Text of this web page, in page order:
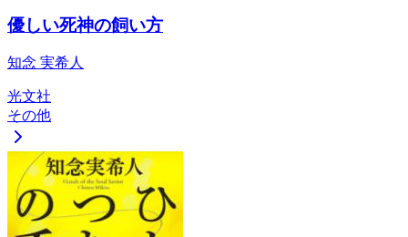
優しい死神の飼い方
知念 実希人
光文社
その他